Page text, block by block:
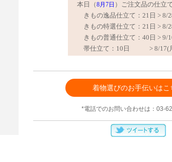
着物選びのお手伝いはこ
*電話でのお問い合わせは：03-